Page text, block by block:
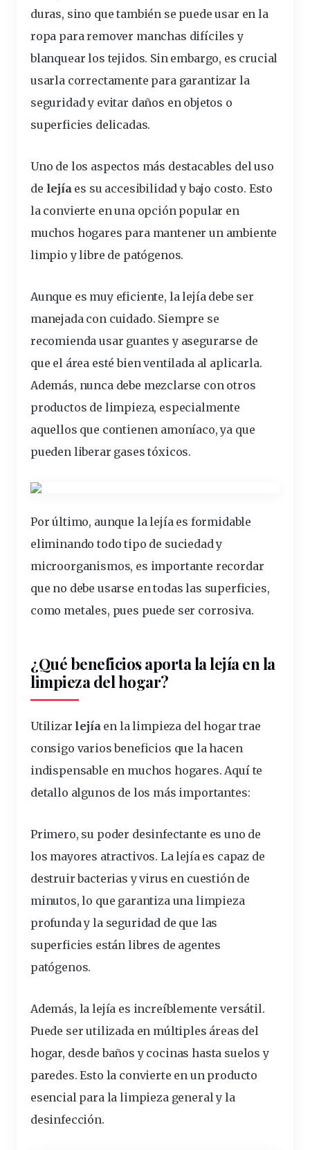
duras, sino que también se puede usar en la
ropa para remover manchas difíciles y
blanquear los tejidos. Sin embargo, es crucial
usarla correctamente para garantizar la
seguridad y evitar daños en objetos o
superficies delicadas.
Uno de los aspectos más destacables del uso
de lejíaes su accesibilidad y bajo costo. Esto
la convierte en una opción popular en
muchos hogares para mantener un ambiente
limpio y libre de patógenos.
Aunque es muy eficiente, la lejía debe ser
manejada con cuidado. Siempre se
recomienda usar guantes y asegurarse de
que el área esté bien ventilada al aplicarla.
Además, nunca debe mezclarse con otros
productos de limpieza, especialmente
aquellos que contienen amoníaco, ya que
pueden liberar gases tóxicos.
Por último, aunque la lejía es formidable
eliminando todo tipo de suciedad y
microorganismos, es importante recordar
que no debe usarse en todas las superficies,
como metales, pues puede ser corrosiva.
¿Qué beneficios aporta la lejía en la
limpieza del hogar?
Utilizar lejíaen la limpieza del hogar trae
consigo varios beneficios que la hacen
indispensable en muchos hogares. Aquí te
detallo algunos de los más importantes:
Primero, su poder desinfectante es uno de
los mayores atractivos. La lejía es capaz de
destruir bacterias y virus en cuestión de
minutos, lo que garantiza una limpieza
profunda y la seguridad de que las
superficies están libres de agentes
patógenos.
Además, la lejía es increíblemente versátil.
Puede ser utilizada en múltiples áreas del
hogar, desde baños y cocinas hasta suelos y
paredes. Esto la convierte en un producto
esencial para la limpieza general y la
desinfección.